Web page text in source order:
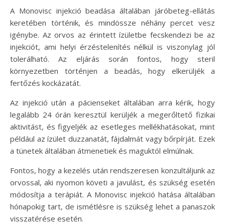
A Monovisc injekció beadása általában járóbeteg-ellátás
keretében történik, és mindössze néhány percet vesz
igénybe. Az orvos az érintett ízületbe fecskendezi be az
injekciót, ami helyi érzéstelenítés nélkül is viszonylag jól
tolerálható. Az eljárás során fontos, hogy steril
környezetben történjen a beadás, hogy elkerüljék a
fertőzés kockázatát.
Az injekció után a pácienseket általában arra kérik, hogy
legalább 24 órán keresztül kerüljék a megerőltető fizikai
aktivitást, és figyeljék az esetleges mellékhatásokat, mint
például az ízület duzzanatát, fájdalmát vagy bőrpírját. Ezek
a tünetek általában átmenetiek és maguktól elmúlnak.
Fontos, hogy a kezelés után rendszeresen konzultáljunk az
orvossal, aki nyomon követi a javulást, és szükség esetén
módosítja a terápiát. A Monovisc injekció hatása általában
hónapokig tart, de ismétlésre is szükség lehet a panaszok
visszatérése esetén.